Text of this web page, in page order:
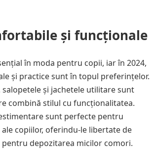
și funcționale
în moda pentru copii, iar în 2024,
și practice sunt în topul preferințelor.
și jachetele utilitare sunt
combină stilul cu funcționalitatea.
sunt perfecte pentru
copiilor, oferindu-le libertate de
pentru depozitarea micilor comori.